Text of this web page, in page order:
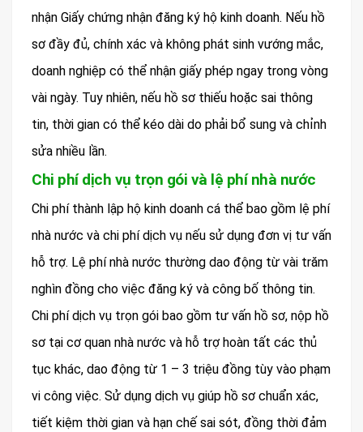
nhận Giấy chứng nhận đăng ký hộ kinh doanh. Nếu hồ
sơ đầy đủ, chính xác và không phát sinh vướng mắc,
doanh nghiệp có thể nhận giấy phép ngay trong vòng
vài ngày. Tuy nhiên, nếu hồ sơ thiếu hoặc sai thông
tin, thời gian có thể kéo dài do phải bổ sung và chỉnh
sửa nhiều lần.
Chi phí dịch vụ trọn gói và lệ phí nhà nước
Chi phí thành lập hộ kinh doanh cá thể bao gồm lệ phí
nhà nước và chi phí dịch vụ nếu sử dụng đơn vị tư vấn
hỗ trợ. Lệ phí nhà nước thường dao động từ vài trăm
nghìn đồng cho việc đăng ký và công bố thông tin.
Chi phí dịch vụ trọn gói bao gồm tư vấn hồ sơ, nộp hồ
sơ tại cơ quan nhà nước và hỗ trợ hoàn tất các thủ
tục khác, dao động từ 1 – 3 triệu đồng tùy vào phạm
vi công việc. Sử dụng dịch vụ giúp hồ sơ chuẩn xác,
tiết kiệm thời gian và hạn chế sai sót, đồng thời đảm